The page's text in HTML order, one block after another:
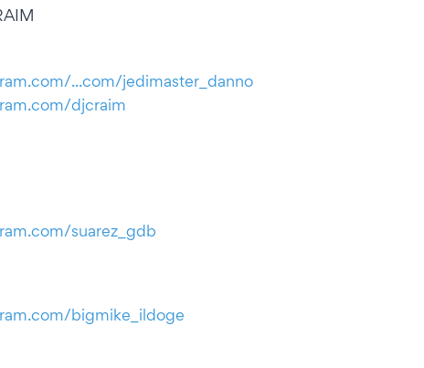
...com/jedimaster_danno
djcraim
suarez_gdb
bigmike_ildoge